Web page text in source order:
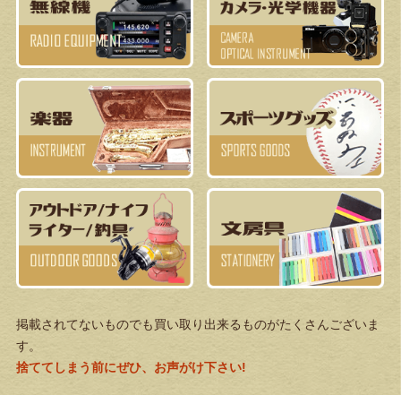
掲載されてないものでも買い取り出来るものがたくさんございま
す。
捨ててしまう前にぜひ、お声がけ下さい!